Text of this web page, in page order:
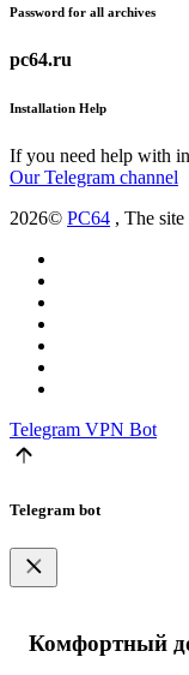
Password for all archives
pc64.ru
Installation Help
If you need help with
Our Telegram channel
2026© PC64 , The
Telegram VPN Bot
Telegram bot
Комфортный